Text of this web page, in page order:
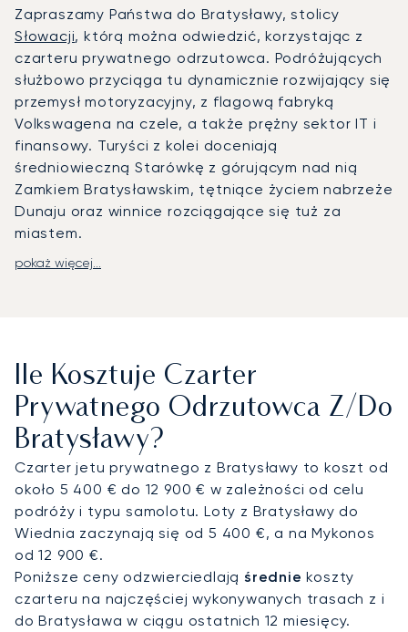
Zapraszamy Państwa do Bratysławy, stolicy
Słowacji, którą można odwiedzić, korzystając z
czarteru prywatnego odrzutowca. Podróżujących
służbowo przyciąga tu dynamicznie rozwijający się
przemysł motoryzacyjny, z flagową fabryką
Volkswagena na czele, a także prężny sektor IT i
finansowy. Turyści z kolei doceniają
średniowieczną Starówkę z górującym nad nią
Zamkiem Bratysławskim, tętniące życiem nabrzeże
Dunaju oraz winnice rozciągające się tuż za
miastem.
LunaJets organizuje loty na lotnisko w
podróżnych wybiera również Międzynarodowy Port
Lotniczy w Wiedniu, oddalony o niecałą godzinę
drogi. Oferuje on większą dostępność slotów
lotniskowych, usługi FBO na najwyższym poziomie
oraz rozbudowaną siatkę połączeń
międzykontynentalnych. Każdą podróż
dostosowujemy do priorytetów naszych klientów,
niezależnie od tego, czy celem jest dyskretny
przylot na targi Incheba Expo, rejs po Dunaju czy
gra w golfa w Penati Golf Resort. Transfery z
szoferem zapewniają płynny dojazd do hoteli i
wiejskich posiadłości.
pokaż więcej...
Ile Kosztuje Czarter
Prywatnego Odrzutowca Z/do
Bratysławy?
Czarter jetu prywatnego z Bratysławy to koszt od
około 5 400 € do 12 900 € w zależności od celu
podróży i typu samolotu. Loty z Bratysławy do
Wiednia zaczynają się od 5 400 €, a na Mykonos
od 12 900 €.
Poniższe ceny odzwierciedlają średnie koszty
czarteru na najczęściej wykonywanych trasach z i
do Bratysława w ciągu ostatnich 12 miesięcy.